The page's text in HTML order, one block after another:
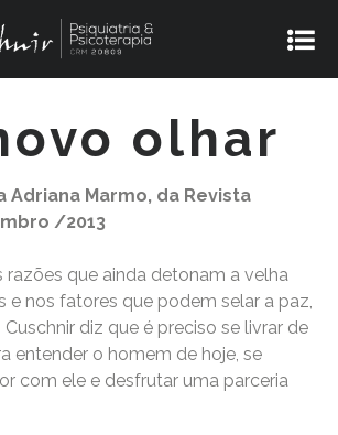
olhar
Adriana Marmo, da Revista
/2013
razões que ainda detonam a velha
e nos fatores que podem selar a paz,
diz que é preciso se livrar de
entender o homem de hoje, se
com ele e desfrutar uma parceria